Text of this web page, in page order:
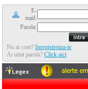
E-
mail:
Parola:
Nu ai cont? Inregistreaza-te
Ai uitat parola? Click aici